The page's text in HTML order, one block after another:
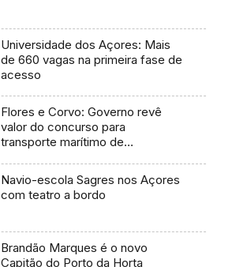
Universidade dos Açores: Mais
de 660 vagas na primeira fase de
acesso
Flores e Corvo: Governo revê
valor do concurso para
transporte marítimo de
Navio-escola Sagres nos Açores
com teatro a bordo
Brandão Marques é o novo
Capitão do Porto da Horta